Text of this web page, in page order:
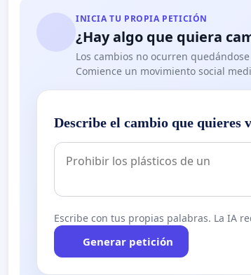
INICIA TU PROPIA PETICIÓN
¿Hay algo que quiera
Los cambios no ocurren
Comience un movimiento social
Describe el cambio que quieres
Escribe con tus propias palabras. La IA
Generar petición